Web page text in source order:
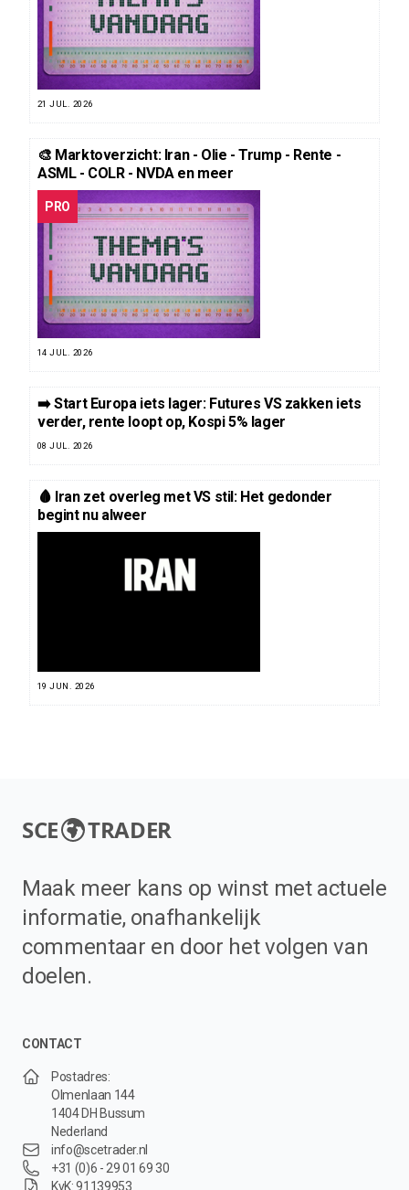
21 JUL. 2026
🎨 Marktoverzicht: Iran - Olie - Trump - Rente -
ASML - COLR - NVDA en meer
PRO
14 JUL. 2026
➡️ Start Europa iets lager: Futures VS zakken iets
verder, rente loopt op, Kospi 5% lager
08 JUL. 2026
🩸 Iran zet overleg met VS stil: Het gedonder
begint nu alweer
19 JUN. 2026
SCE TRADER
Maak meer kans op winst met actuele
informatie, onafhankelijk
commentaar en door het volgen van
doelen.
CONTACT
Postadres:
Olmenlaan 144
1404 DH Bussum
Nederland
info@scetrader.nl
+31 (0)6 - 29 01 69 30
KvK: 91139953